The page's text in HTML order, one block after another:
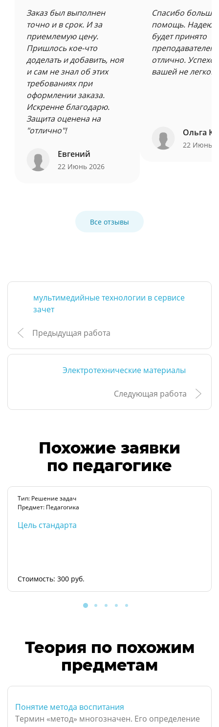
Заказ был выполнен
точно и в срок. И за
приемлемую цену.
Пришлось кое-что
доделать и добавить, ноя
и сам не знал об этих
требованиях при
оформлении заказа.
Искренне благодарю.
Защита оценена на
"отлично"!
Евгений
22 Июнь 2026
Спасибо
помощь.
будет принято
преподавателем
отлично.
вашей не легкой
Ольга
22 Июнь
Все отзывы
мультимедийные технологии в сервисе
зачет
Предыдущая работа
Электротехнические материалы
Следующая работа
Похожие заявки
по педагогике
Тип: Решение задач
Предмет: Педагогика
Цель стандарта
Стоимость: 300 руб.
Теория по похожим
предметам
Понятие метода воспитания
Термин «метод» многозначен. Его определение